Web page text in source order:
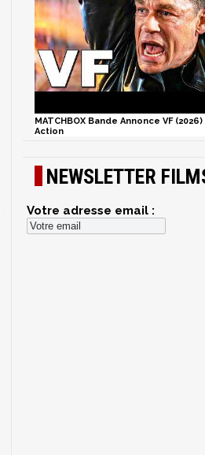
MATCHBOX Bande Annonce VF
Action
NEWSLETTER
Votre adresse email :